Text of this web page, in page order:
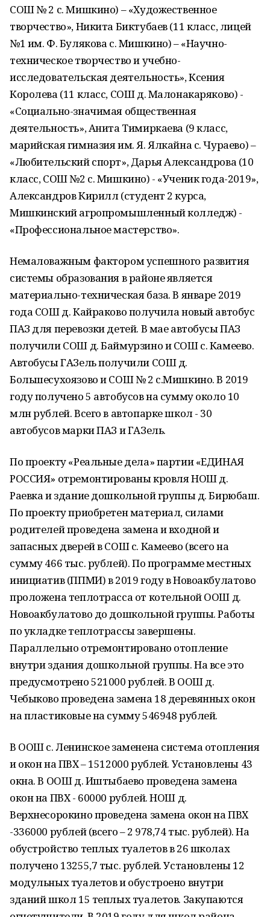
СОШ № 2 с. Мишкино) – «Художественное
творчество», Никита Биктубаев (11 класс, лицей
№1 им. Ф. Булякова с. Мишкино) – «Научно-
техническое творчество и учебно-
исследовательская деятельность», Ксения
Королева (11 класс, СОШ д. Малонакаряково) -
«Социально-значимая общественная
деятельность», Анита Тимиркаева (9 класс,
марийская гимназия им. Я. Ялкайна с. Чураево) –
«Любительский спорт», Дарья Александрова (10
класс, СОШ №2 с. Мишкино) - «Ученик года-2019»,
Александров Кирилл (студент 2 курса,
Мишкинский агропромышленный колледж) -
«Профессиональное мастерство».
Немаловажным фактором успешного развития
системы образования в районе является
материально-техническая база. В январе 2019
года СОШ д. Кайраково получила новый автобус
ПАЗ для перевозки детей. В мае автобусы ПАЗ
получили СОШ д. Баймурзино и СОШ с. Камеево.
Автобусы ГАЗель получили СОШ д.
Большесухоязово и СОШ № 2 с.Мишкино. В 2019
году получено 5 автобусов на сумму около 10
млн рублей. Всего в автопарке школ - 30
автобусов марки ПАЗ и ГАЗель.
По проекту «Реальные дела» партии «ЕДИНАЯ
РОССИЯ» отремонтированы кровля НОШ д.
Раевка и здание дошкольной группы д. Бирюбаш.
По проекту приобретен материал, силами
родителей проведена замена и входной и
запасных дверей в СОШ с. Камеево (всего на
сумму 466 тыс. рублей). По программе местных
инициатив (ППМИ) в 2019 году в Новоакбулатово
проложена теплотрасса от котельной ООШ д.
Новоакбулатово до дошкольной группы. Работы
по укладке теплотрассы завершены.
Параллельно отремонтировано отопление
внутри здания дошкольной группы. На все это
предусмотрено 521000 рублей. В ООШ д.
Чебыково проведена замена 18 деревянных окон
на пластиковые на сумму 546948 рублей.
В ООШ с. Ленинское заменена система отопления
и окон на ПВХ – 1512000 рублей. Установлены 43
окна. В ООШ д. Иштыбаево проведена замена
окон на ПВХ - 60000 рублей. НОШ д.
Верхнесорокино проведена замена окон на ПВХ
-336000 рублей (всего – 2 978,74 тыс. рублей). На
обустройство теплых туалетов в 26 школах
получено 13255,7 тыс. рублей. Установлены 12
модульных туалетов и обустроено внутри
зданий школ 15 теплых туалетов. Закупаются